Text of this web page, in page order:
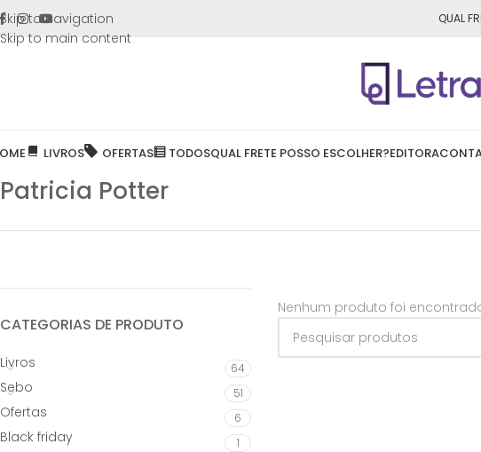
Skip to navigation
Skip to main content
para
QUAL
LIVROS OFERTAS TODOSQUAL FRETE POSSO ESCOLHER?EDITORA
Patricia Potter
CATEGORIAS DE PRODUTO
Livros 64
Sebo 51
Ofertas 6
Black friday 1
Nenhum produto foi